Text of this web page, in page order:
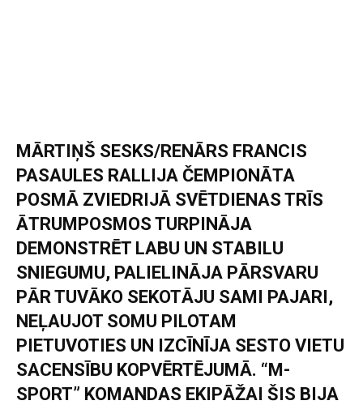
MĀRTIŅŠ SESKS/RENĀRS FRANCIS
PASAULES RALLIJA ČEMPIONĀTA
POSMĀ ZVIEDRIJĀ SVĒTDIENAS TRĪS
ĀTRUMPOSMOS TURPINĀJA
DEMONSTRĒT LABU UN STABILU
SNIEGUMU, PALIELINĀJA PĀRSVARU
PĀR TUVĀKO SEKOTĀJU SAMI PAJARI,
NEĻAUJOT SOMU PILOTAM
PIETUVOTIES UN IZCĪNĪJA SESTO VIETU
SACENSĪBU KOPVĒRTĒJUMĀ. “M-
SPORT” KOMANDAS EKIPĀŽAI ŠIS BIJA